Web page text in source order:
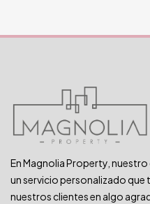
En Magnolia Property,
un servicio personalizado que
nuestros clientes en algo